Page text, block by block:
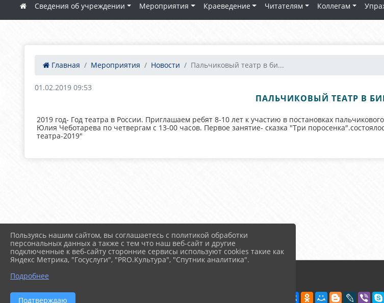
Сведения об учреждении Мероприятия Краеведение Читателям Коллегам
Главная Мероприятия Новости Пальчиковый театр в би...
01.02.2019 09:53
ПАЛЬЧИКОВЫЙ ТЕАТР В
2019 год- Год театра в России. Приглашаем ребят 8-10 лет к участию в постановках
Юлия Чеботарева по четвергам с 13-00 часов. Первое занятие- сказка "Три
театра-2019"
Пользуясь нашим сайтом, вы соглашаетесь с политикой обработки
персональных данных а также с тем что наш веб-сайт и другие
подключенные к веб-сайту сторонние сервисы используют cookies такие как
Яндекс Метрика, "Госуслуги", "PRO.Культура", "Спутник аналитика".
Подробнее
Подтверждаю